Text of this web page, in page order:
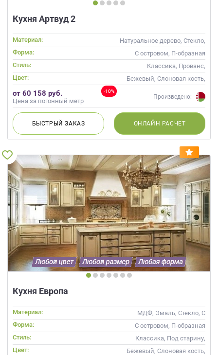
Кухня Артвуд 2
Материал:
Натуральное дерево, Стекло,
Массив, С патиной
Форма:
С островом, П-образная
Стиль:
Классика, Прованс,
Неоклассика
Цвет:
Бежевый, Слоновая кость,
Кремовый
-10%
от 60 158 руб.
Цена за погонный метр
Произведено:
БЫСТРЫЙЗАКАЗ ОНЛАЙН РАСЧЕТ
Кухня Европа
Материал:
МДФ, Эмаль, Стекло, С
патиной
Форма:
С островом, П-образная
Стиль:
Классика, Под старину,
Прованс
Цвет:
Бежевый, Слоновая кость,